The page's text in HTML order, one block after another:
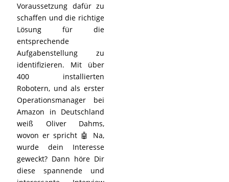
Voraussetzung dafür zu
schaffen und die richtige
Lösung für die
entsprechende
Aufgabenstellung zu
identifizieren. Mit über
400 installierten
Robotern, und als erster
Operationsmanager bei
Amazon in Deutschland
weiß Oliver Dahms,
wovon er spricht 🤖 Na,
wurde dein Interesse
geweckt? Dann höre Dir
diese spannende und